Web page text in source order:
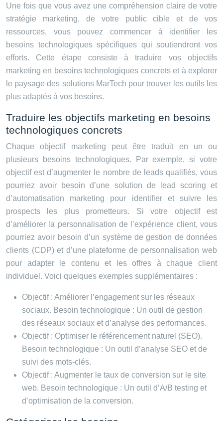
Une fois que vous avez une compréhension claire de votre
stratégie marketing, de votre public cible et de vos
ressources, vous pouvez commencer à identifier les
besoins technologiques spécifiques qui soutiendront vos
efforts. Cette étape consiste à traduire vos objectifs
marketing en besoins technologiques concrets et à explorer
le paysage des solutions MarTech pour trouver les outils les
plus adaptés à vos besoins.
Traduire les objectifs marketing en besoins
technologiques concrets
Chaque objectif marketing peut être traduit en un ou
plusieurs besoins technologiques. Par exemple, si votre
objectif est d’augmenter le nombre de leads qualifiés, vous
pourriez avoir besoin d’une solution de lead scoring et
d’automatisation marketing pour identifier et suivre les
prospects les plus prometteurs. Si votre objectif est
d’améliorer la personnalisation de l’expérience client, vous
pourriez avoir besoin d’un système de gestion de données
clients (CDP) et d’une plateforme de personnalisation web
pour adapter le contenu et les offres à chaque client
individuel. Voici quelques exemples supplémentaires :
Objectif : Améliorer l’engagement sur les réseaux
sociaux. Besoin technologique : Un outil de gestion
des réseaux sociaux et d’analyse des performances.
Objectif : Optimiser le référencement naturel (SEO).
Besoin technologique : Un outil d’analyse SEO et de
suivi des mots-clés.
Objectif : Augmenter le taux de conversion sur le site
web. Besoin technologique : Un outil d’A/B testing et
d’optimisation de la conversion.